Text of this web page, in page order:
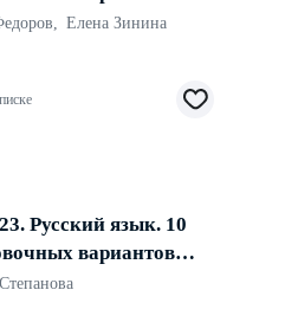
работ для
к основному
, Елена Зинина
Русский язык. 10
вариантов
работ для
к основному